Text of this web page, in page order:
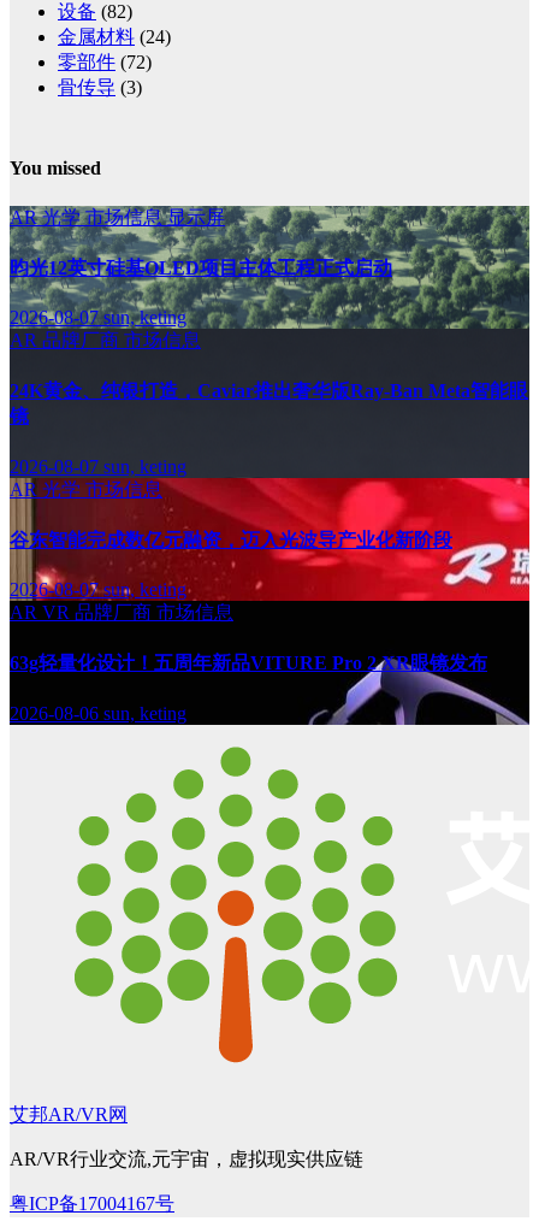
设备 (82)
金属材料 (24)
零部件 (72)
骨传导 (3)
You missed
AR光学市场信息显示屏
昀光12英寸硅基OLED项目主体工程正式启动
2026-08-07sun, keting
AR 品牌厂商 市场信息
24K黄金、纯银打造，Caviar推出奢华版Ray-Ban Meta智能眼
镜
2026-08-07 sun, keting
AR 光学 市场信息
谷东智能完成数亿元融资，迈入光波导产业化新阶段
2026-08-07sun, keting
AR VR 品牌厂商 市场信息
63g轻量化设计！五周年新品VITURE Pro 2 XR眼镜发布
2026-08-06 sun, keting
艾邦AR/VR网
AR/VR行业交流,元宇宙，虚拟现实供应链
粤ICP备17004167号